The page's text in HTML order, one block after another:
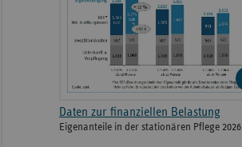
Daten zur finanziellen Belastung
Eigenanteile in der stationären Pflege 2026